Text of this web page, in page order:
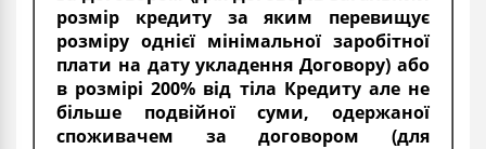
розмір кредиту за яким перевищує
розміру однієї мінімальної заробітної
плати на дату укладення Договору) або
в розмірі 200% від тіла Кредиту але не
більше подвійної суми, одержаної
споживачем за договором (для